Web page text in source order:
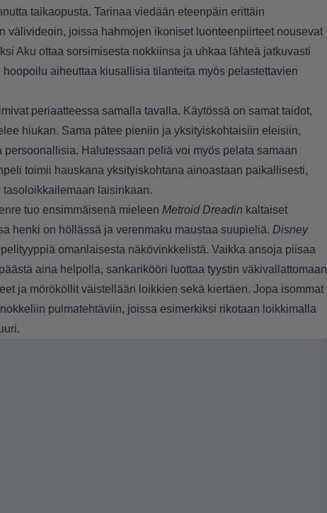
taikaopusta. Tarinaa viedään eteenpäin erittäin
välivideoin, joissa hahmojen ikoniset luonteenpiirteet nousevat
Aku ottaa sorsimisesta nokkiinsa ja uhkaa lähteä jatkuvasti
hoopoilu aiheuttaa kiusallisia tilanteita myös pelastettavien
periaatteessa samalla tavalla. Käytössä on samat taidot,
hiukan. Sama pätee pieniin ja yksityiskohtaisiin eleisiin,
persoonallisia. Halutessaan peliä voi myös pelata samaan
toimii hauskana yksityiskohtana ainoastaan paikallisesti,
tasoloikkailemaan laisinkaan.
tuo ensimmäisenä mieleen Metroid Dreadin kaltaiset
henki on höllässä ja verenmaku maustaa suupieliä. Disney
pelityyppiä omanlaisesta näkövinkkelistä. Vaikka ansoja piisaa
aina helpolla, sankarikööri luottaa tyystin väkivallattomaan
ja mörököllit väistellään loikkien sekä kiertäen. Jopa isommat
pulmatehtäviin, joissa esimerkiksi rikotaan loikkimalla